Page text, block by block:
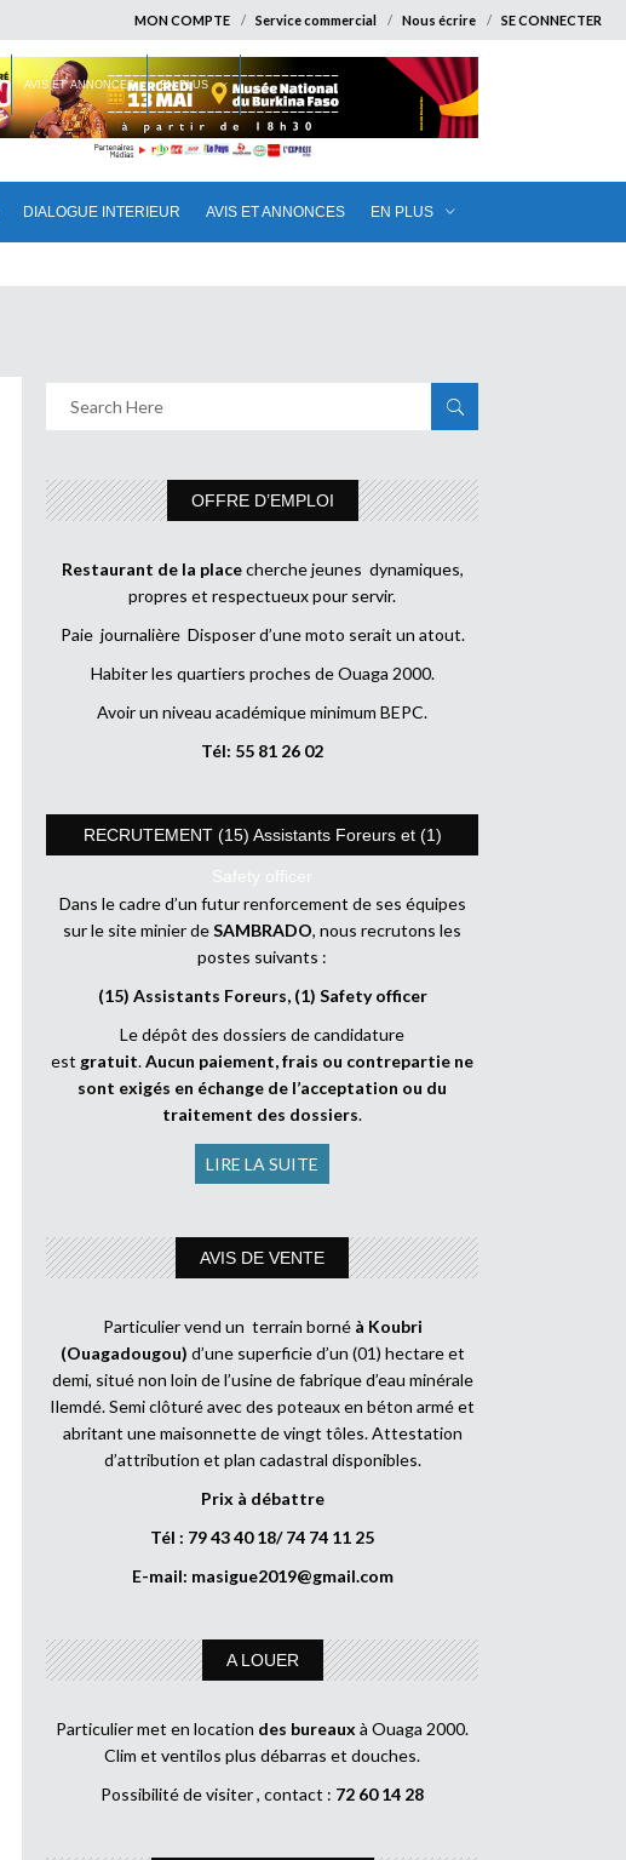
MON COMPTE Service commercial Nous écrire SE CONNECTER
DIALOGUE INTERIEUR AVIS ET ANNONCES EN PLUS
AVIS ET ANNONCES EN PLUS
OFFRE D’EMPLOI
Restaurant de la placecherche jeunes dynamiques,
propres et respectueux pour servir.
Paie journalière Disposer d’une moto serait un atout.
Habiter les quartiers proches de Ouaga 2000.
Avoir un niveau académique minimum BEPC.
Tél: 55 81 26 02
RECRUTEMENT (15) Assistants Foreurs et (1)
Safety officer
Dans le cadre d’un futur renforcement de ses équipes
sur le site minier deSAMBRADO, nous recrutons les
postes suivants :
(15) Assistants Foreurs, (1) Safety officer
Le dépôt des dossiers de candidature
est gratuit.Aucun paiement, frais ou contrepartie ne
sont exigés en échange de l’acceptation ou du
traitement des dossiers.
LIRE LA SUITE
AVIS DE VENTE
Particulier vend un terrain borné à Koubri
(Ouagadougou) d’une superficie d’un (01) hectare et
demi, situé non loin de l’usine de fabrique d’eau minérale
Ilemdé. Semi clôturé avec des poteaux en béton armé et
abritant une maisonnette de vingt tôles. Attestation
d’attribution et plan cadastral disponibles.
Prix à débattre
Tél : 79 43 40 18/ 74 74 11 25
E-mail: masigue2019@gmail.com
A LOUER
Particulier met en location des bureaux à Ouaga 2000.
Clim et ventilos plus débarras et douches.
Possibilité de visiter , contact : 72 60 14 28